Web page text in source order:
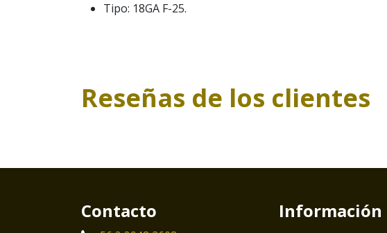
Tipo: 18GA F-25.
Reseñas de los clientes
Contacto Información